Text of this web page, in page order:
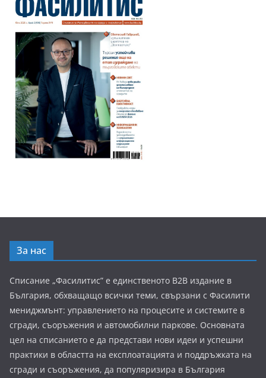
За нас
Списание „Фасилитис” е единственото B2B издание в
България, обхващащо всички теми, свързани с Фасилити
мениджмънт: управлението на процесите и системите в
сгради, съоръжения и автомобилни паркове. Основната
цел на списанието е да представи нови идеи и успешни
практики в областта на експлоатацията и поддръжката на
сгради и съоръжения, да популяризира в България